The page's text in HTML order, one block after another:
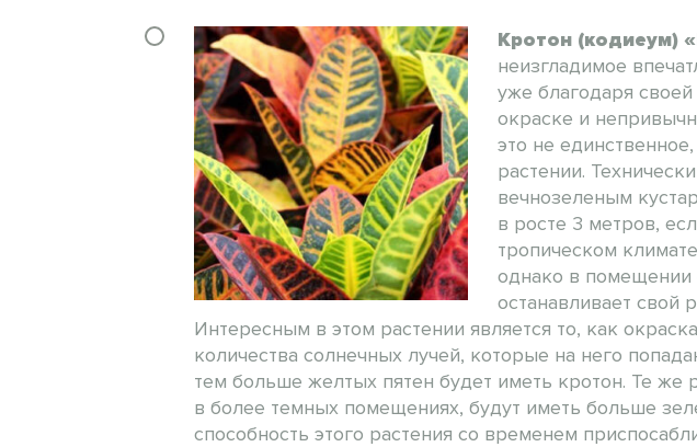
Кротон (кодиеум)
неизгладимое
уже благодаря
окраске и
это не
растении.
вечнозеленым
в росте 3 метров,
тропическом
однако в помещении
останавливает свой
Интересным в этом растении является то, как
количества солнечных лучей, которые на него
тем больше желтых пятен будет иметь кротон. Те же
в более темных помещениях, будут иметь больше
способность этого растения со временем